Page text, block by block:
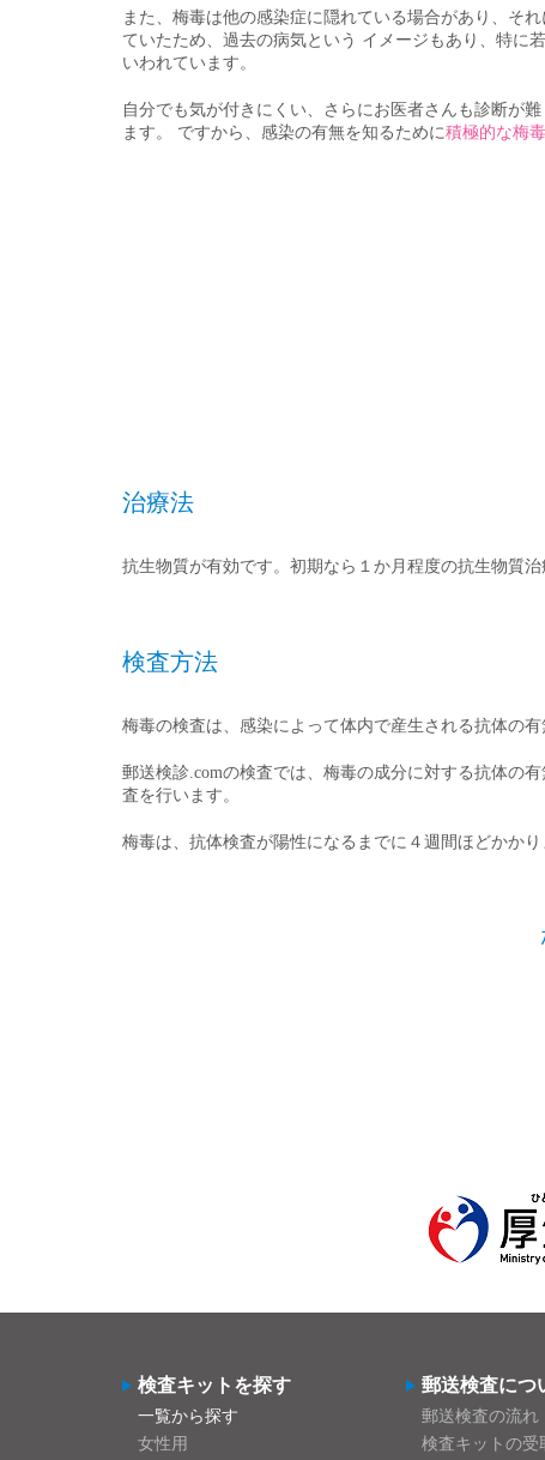
また、梅毒は他の感染症に隠れている場合があり、そ
ていたため、過去の病気という イメージもあり、特に
いわれています。
自分でも気が付きにくい、さらにお医者さんも診断が
ます。 ですから、感染の有無を知るために積極的な梅
治療法
抗生物質が有効です。初期なら１か月程度の抗生物質治
検査方法
梅毒の検査は、感染によって体内で産生される抗体の
郵送検診.comの検査では、梅毒の成分に対する抗体の
査を行います。
梅毒は、抗体検査が陽性になるまでに４週間ほどかか
検査キットを探す
一覧から探す
女性用
郵送検査につ
郵送検査の流れ
検査キットの受